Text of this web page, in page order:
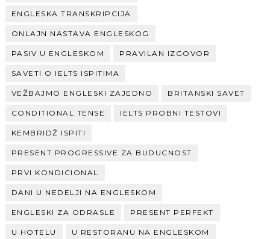
ENGLESKA TRANSKRIPCIJA
ONLAJN NASTAVA ENGLESKOG
PASIV U ENGLESKOM PRAVILAN IZGOVOR
SAVETI O IELTS ISPITIMA
VEŽBAJMO ENGLESKI ZAJEDNO BRITANSKI SAVET
CONDITIONAL TENSE IELTS PROBNI TESTOVI
KEMBRIDŽ ISPITI
PRESENT PROGRESSIVE ZA BUDUCNOST
PRVI KONDICIONAL
DANI U NEDELJI NA ENGLESKOM
ENGLESKI ZA ODRASLE PRESENT PERFEKT
U HOTELU U RESTORANU NA ENGLESKOM